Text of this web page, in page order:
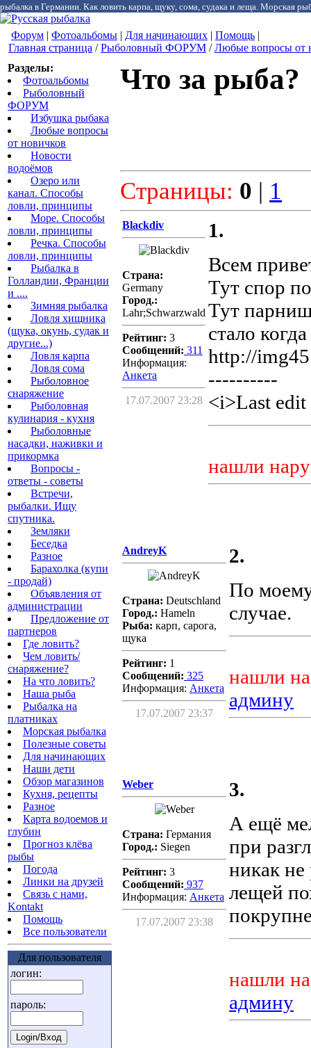
рыбалка в Германии. Как ловить карпа, щуку, сома, судака и леща. Морская
Форум | Фотоальбомы | Для начинающих | Помощь |
Главная страница /Рыболовный ФОРУМ /Любые вопросы от
Разделы:
Фотоальбомы
Рыболовный
ФОРУМ
Избушка рыбака
Любые вопросы
от новичков
Новости
водоёмов
Озеро или
канал. Способы
ловли, принципы
Море. Способы
ловли, принципы
Речка. Способы
ловли, принципы
Рыбалка в
Голландии, Франции
и ....
Зимняя рыбалка
Ловля хищника
(щука, окунь, судак и
другие...)
Ловля карпа
Ловля сома
Рыболовное
снаряжение
Рыболовная
кулинария - кухня
Рыболовные
насадки, наживки и
прикормка
Вопросы -
ответы - советы
Встречи,
рыбалки. Ищу
спутника.
Земляки
Беседка
Разное
Барахолка (купи
- продай)
Объявления от
администрации
Предложение от
партнеров
Где ловить?
Чем ловить/
снаряжение?
На что ловить?
Наша рыба
Рыбалка на
платниках
Морская рыбалка
Полезные советы
Для начинающих
Наши дети
Обзор магазинов
Кухня, рецепты
Разное
Карта водоемов и
глубин
Прогноз клёва
рыбы
Погода
Линки на друзей
Связь с нами,
Kontakt
Помощь
Все пользователи
Для пользователя
логин:
пароль:
Что за рыба?
Страницы: 0 | 1
Blackdiv
Страна:
Germany
Город.:
Lahr;Schwarzwald
Рейтинг: 3
Сообщений: 311
Информация:
Aнкета
17.07.2007 23:28
1.
Всем
Тут спор
Тут
стало
http://
----------
<i>Last
нашли
AndreyK
Страна: Deutschland
Город.: Hameln
Рыба: карп, сарога,
щука
Рейтинг: 1
Сообщений: 325
Информация: Aнкета
17.07.2007 23:37
2.
По
случае.
нашли
админу
Weber
Страна: Германия
Город.: Siegen
Рейтинг: 3
Сообщений: 937
Информация: Aнкета
17.07.2007 23:38
3.
А ещё
при
никак
лещей
нашли
админу